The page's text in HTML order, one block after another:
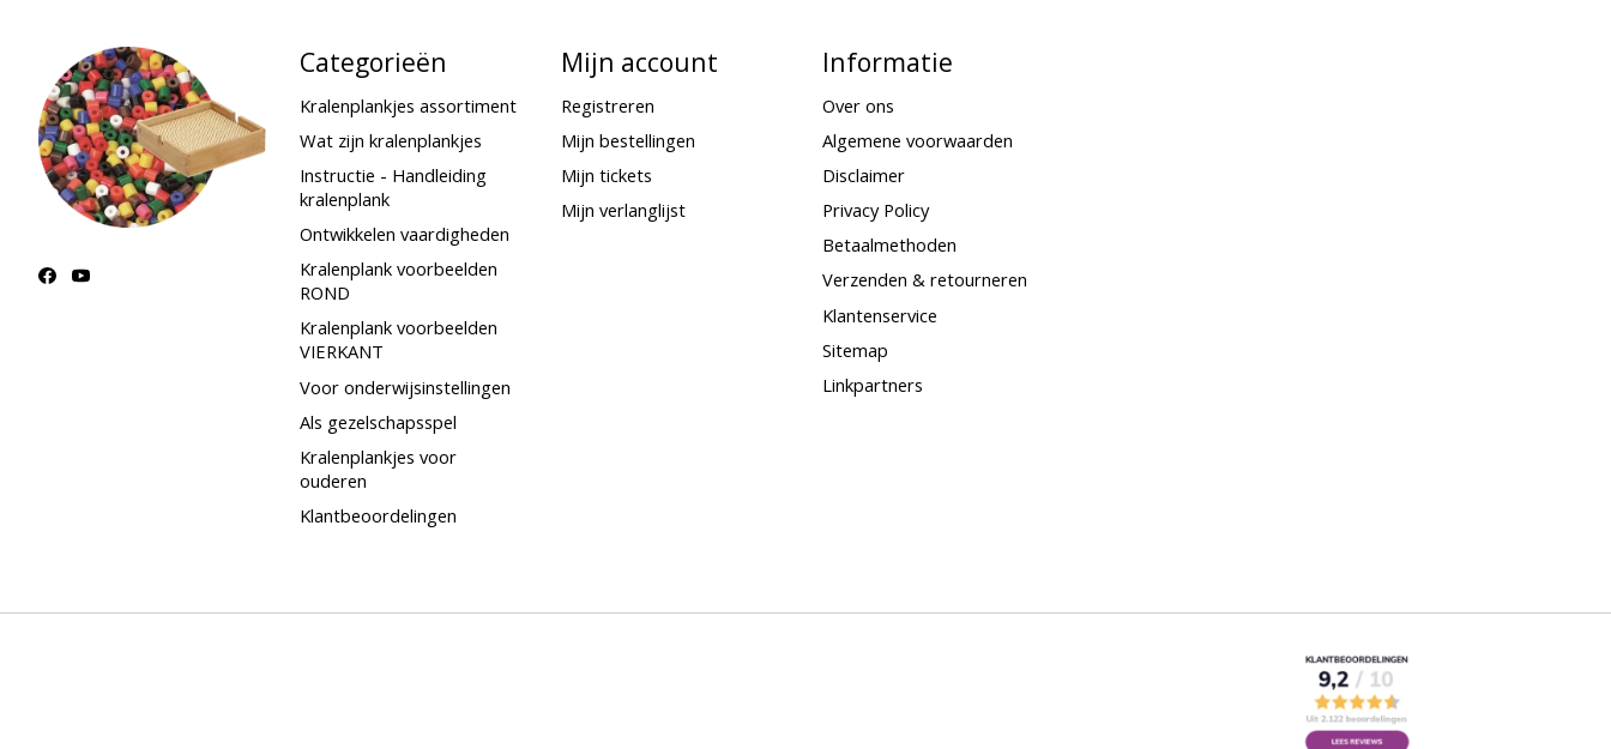
Categorieën
Kralenplankjes assortiment
Wat zijn kralenplankjes
Instructie - Handleiding
kralenplank
Ontwikkelen vaardigheden
Kralenplank voorbeelden
ROND
Kralenplank voorbeelden
VIERKANT
Voor onderwijsinstellingen
Als gezelschapsspel
Kralenplankjes voor
ouderen
Klantbeoordelingen
Mijn account
Registreren
Mijn bestellingen
Mijn tickets
Mijn verlanglijst
Informatie
Over ons
Algemene voorwaarden
Disclaimer
Privacy Policy
Betaalmethoden
Verzenden & retourneren
Klantenservice
Sitemap
Linkpartners